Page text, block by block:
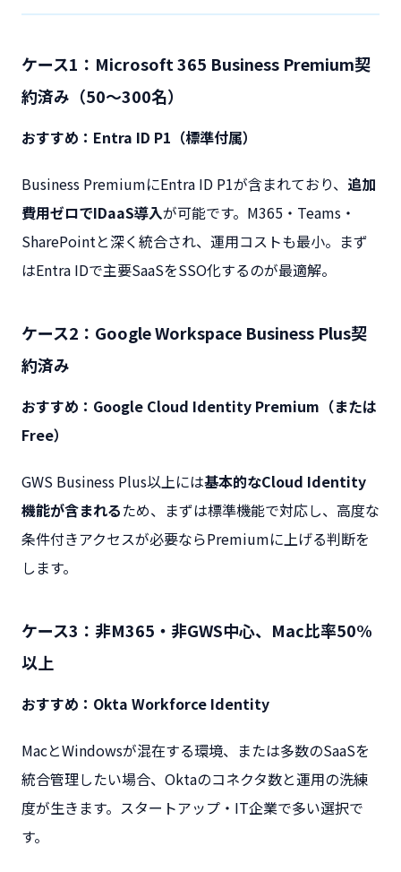
ケース1：Microsoft 365 Business Premium契
約済み（50〜300名）
おすすめ：Entra ID P1（標準付属）
Business PremiumにEntra ID P1が含まれており、 追加
費用ゼロでIDaaS導入が可能です。M365・Teams・
SharePointと深く統合され、運用コストも最小。まず
はEntra IDで主要SaaSをSSO化するのが最適解。
ケース2：Google Workspace Business Plus契
約済み
おすすめ：Google Cloud Identity Premium（または
Free）
GWS Business Plus以上には基本的なCloud Identity
機能が含まれるため、まずは標準機能で対応し、高度な
条件付きアクセスが必要ならPremiumに上げる判断を
します。
ケース3：非M365・非GWS中心、Mac比率50%
以上
おすすめ：Okta Workforce Identity
MacとWindowsが混在する環境、または多数のSaaSを
統合管理したい場合、Oktaのコネクタ数と運用の洗練
度が生きます。スタートアップ・IT企業で多い選択で
す。